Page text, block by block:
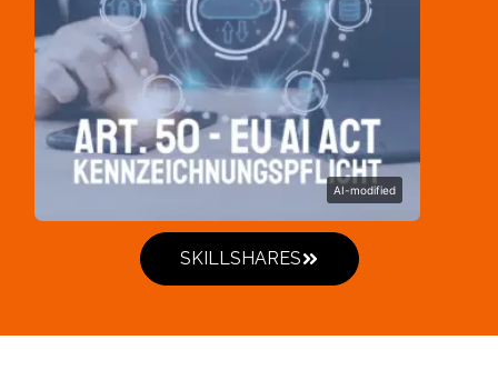
SKILLSHARES
AI-modified